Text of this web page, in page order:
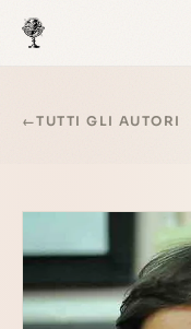
←TUTTI GLI AUTORI